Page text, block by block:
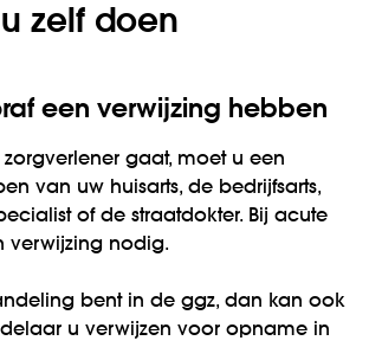
zelf doen
een verwijzing hebben
gaat, moet u een
van uw huisarts, de bedrijfsarts,
of de straatdokter. Bij acute
verwijzing nodig.
bent in de ggz, dan kan ook
u verwijzen voor opname in